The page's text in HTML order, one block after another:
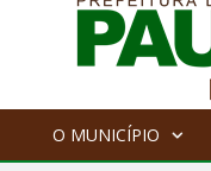
O MUNICÍPIO